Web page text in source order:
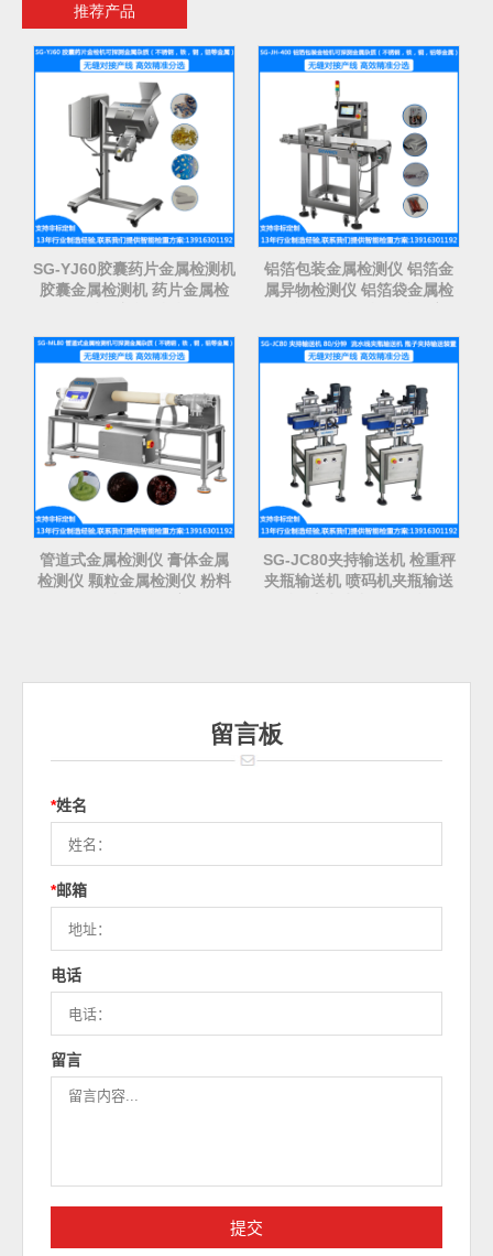
推荐产品
SG-YJ60胶囊药片金属检测机
胶囊金属检测机 药片金属检
铝箔包装金属检测仪 铝箔金
属异物检测仪 铝箔袋金属检
管道式金属检测仪 膏体金属
检测仪 颗粒金属检测仪 粉料
SG-JC80夹持输送机 检重秤
夹瓶输送机 喷码机夹瓶输送
留言板
*姓名
*邮箱
电话
留言